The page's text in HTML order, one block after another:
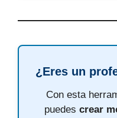
¿Eres un
Con esta
puedes crear